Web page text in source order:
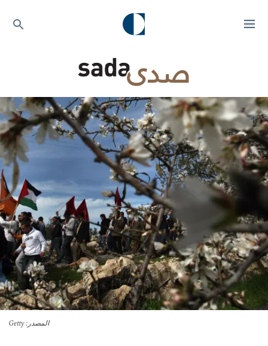
المصدر : Getty